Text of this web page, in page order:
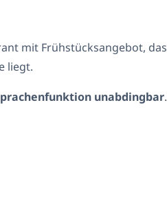
mit Frühstücksangebot, das
liegt.
unabdingbar.